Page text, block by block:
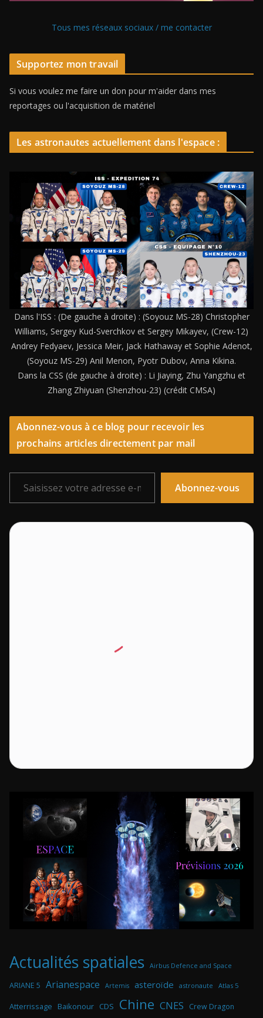
Tous mes réseaux sociaux / me contacter
Supportez mon travail
Si vous voulez me faire un don pour m'aider dans mes
reportages ou l'acquisition de matériel
Les astronautes actuellement dans l'espace :
Dans l'ISS : (De gauche à droite) : (Soyouz MS-28) Christopher
Williams, Sergey Kud-Sverchkov et Sergey Mikayev, (Crew-12)
Andrey Fedyaev, Jessica Meir, Jack Hathaway et Sophie Adenot,
(Soyouz MS-29) Anil Menon, Pyotr Dubov, Anna Kikina.
Dans la CSS (de gauche à droite) : Li Jiaying, Zhu Yangzhu et
Zhang Zhiyuan (Shenzhou-23) (crédit CMSA)
Abonnez-vous à ce blog pour recevoir les
prochains articles directement par mail
Saisissez votre adresse e-mail…
Abonnez-vous
Actualités spatiales Airbus Defence and Space
ARIANE 5 Arianespace Artemis asteroïde astronaute Atlas 5
Atterrissage Baikonour CDS Chine CNES Crew Dragon